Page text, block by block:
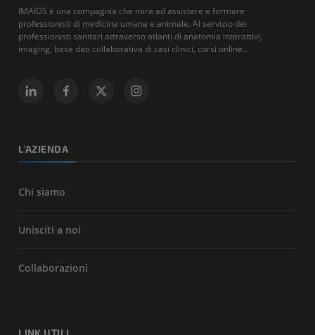
IMAIOS è una compagnia che mira ad assistere e formare
professionisti di medicina umana e animale. Al servizio dei
professionisti sanitari attraverso atlanti di anatomia interattivi,
imaging, base dati collaborativa di casi clinici, corsi online...
L'AZIENDA
Chi siamo
Unisciti a noi
Collaborazioni
LINK UTILI